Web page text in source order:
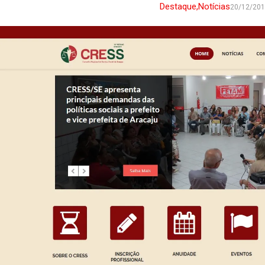
Destaque,Notícias20/12/